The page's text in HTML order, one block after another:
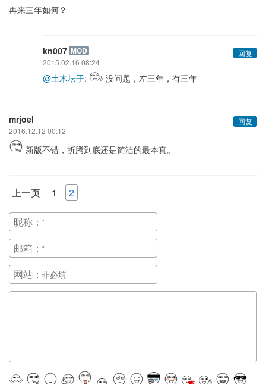
再来三年如何？
kn007 MOD
回复
2015.02.16 08:24
@土木坛子: 没问题，左三年，有三年
mrjoel
回复
2016.12.12 00:12
新版不错，折腾到底还是简洁的最本真。
上一页 1 2
昵称：
邮箱：
网站：